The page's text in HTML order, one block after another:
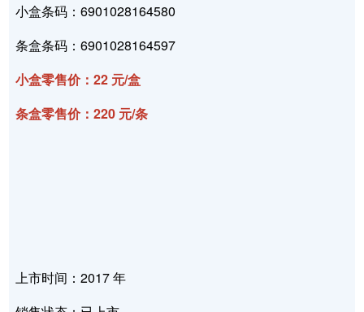
小盒条码：6901028164580
条盒条码：6901028164597
小盒零售价：22 元/盒
条盒零售价：220 元/条
上市时间：2017 年